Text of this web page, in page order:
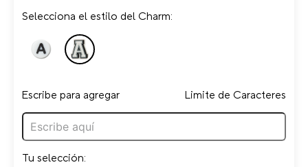
Selecciona el estilo del Charm:
Escribe para agregar Limite de Caracteres
Tu selección: